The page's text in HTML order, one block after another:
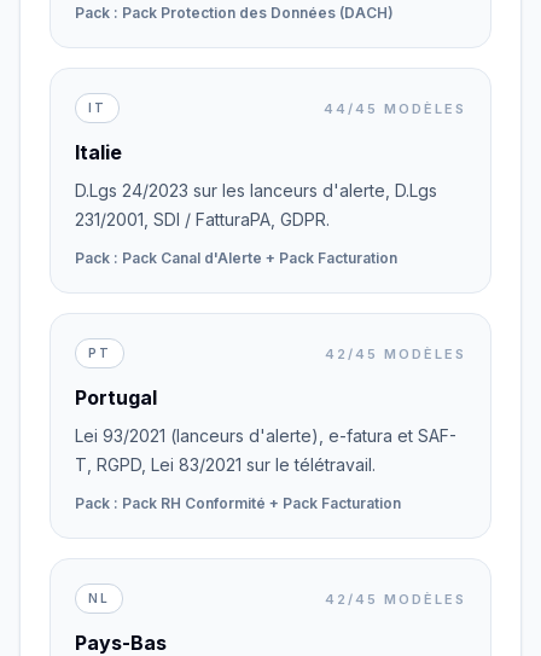
Pack : Pack Protection des Données (DACH)
IT 44/45 MODÈLES
Italie
D.Lgs 24/2023 sur les lanceurs d'alerte, D.Lgs
231/2001, SDI / FatturaPA, GDPR.
Pack : Pack Canal d'Alerte + Pack Facturation
PT 42/45 MODÈLES
Portugal
Lei 93/2021 (lanceurs d'alerte), e-fatura et SAF-
T, RGPD, Lei 83/2021 sur le télétravail.
Pack : Pack RH Conformité + Pack Facturation
NL 42/45 MODÈLES
Pays-Bas